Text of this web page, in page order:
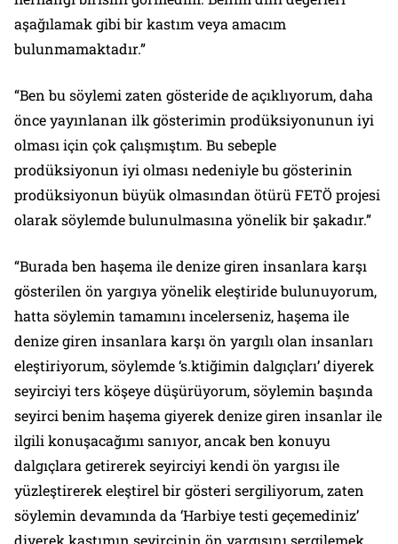
aşağılamak gibi bir kastım veya amacım
bulunmamaktadır.”
“Ben bu söylemi zaten gösteride de açıklıyorum, daha
önce yayınlanan ilk gösterimin prodüksiyonunun iyi
olması için çok çalışmıştım. Bu sebeple
prodüksiyonun iyi olması nedeniyle bu gösterinin
prodüksiyonun büyük olmasından ötürü FETÖ projesi
olarak söylemde bulunulmasına yönelik bir şakadır.”
“Burada ben haşema ile denize giren insanlara karşı
gösterilen ön yargıya yönelik eleştiride bulunuyorum,
hatta söylemin tamamını incelerseniz, haşema ile
denize giren insanlara karşı ön yargılı olan insanları
eleştiriyorum, söylemde ‘s.ktiğimin dalgıçları’ diyerek
seyirciyi ters köşeye düşürüyorum, söylemin başında
seyirci benim haşema giyerek denize giren insanlar ile
ilgili konuşacağımı sanıyor, ancak ben konuyu
dalgıçlara getirerek seyirciyi kendi ön yargısı ile
yüzleştirerek eleştirel bir gösteri sergiliyorum, zaten
söylemin devamında da ‘Harbiye testi geçemediniz’
diyerek kastımın seyircinin ön yargısını sergilemek